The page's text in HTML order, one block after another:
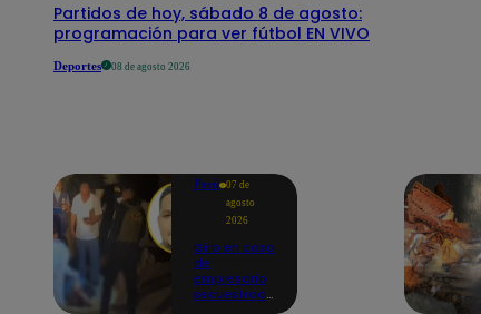
Partidos de hoy, sábado 8 de agosto:
programación para ver fútbol EN VIVO
Deportes 08 de agosto 2026
Perú 07 de
agosto
2026
Giro en caso
de
empresario
secuestrado